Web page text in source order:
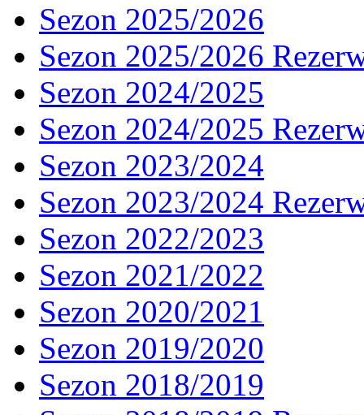
Sezon 2025/2026
Sezon 2025/2026
Sezon 2024/2025
Sezon 2024/2025
Sezon 2023/2024
Sezon 2023/2024
Sezon 2022/2023
Sezon 2021/2022
Sezon 2020/2021
Sezon 2019/2020
Sezon 2018/2019